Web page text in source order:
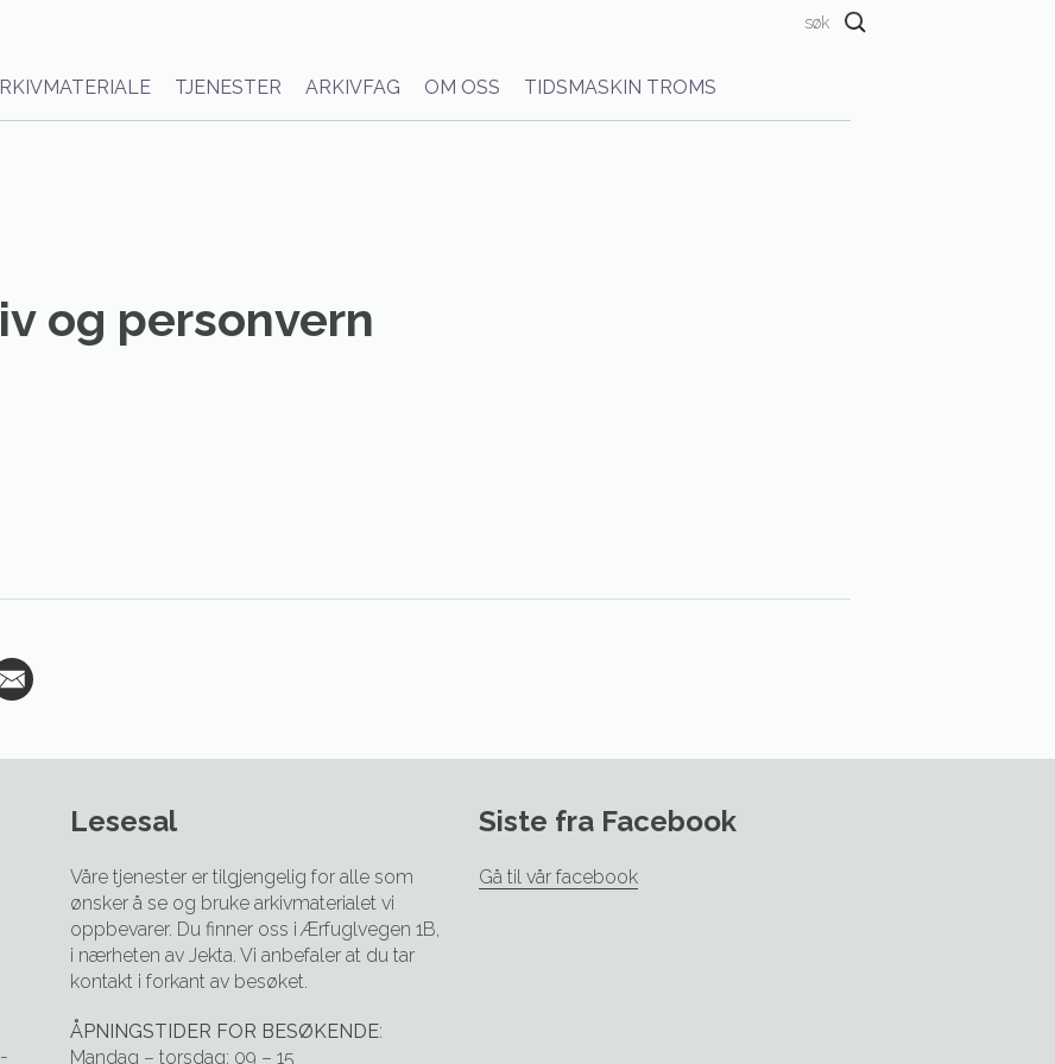
TJENESTER ARKIVFAG OM OSS TIDSMASKIN TROMS
og personvern
Lesesal
Våre tjenester er tilgjengelig for alle som
ønsker å se og bruke arkivmaterialet vi
oppbevarer. Du finner oss i Ærfuglvegen 1B,
i nærheten av Jekta. Vi anbefaler at du tar
kontakt i forkant av besøket.
ÅPNINGSTIDER FOR BESØKENDE:
Mandag – torsdag: 09 – 15
Siste fra Facebook
Gå til vår facebook